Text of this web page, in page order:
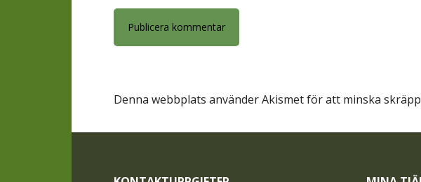
Denna webbplats använder Akismet för att minska